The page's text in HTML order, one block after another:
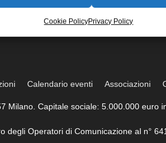
Cookie PolicyPrivacy Policy
Calendario eventi Associazioni
Milano. Capitale sociale: 5.000.000
Operatori di Comunicazione al n°